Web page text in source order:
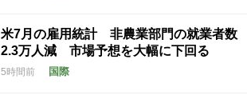
米7月の雇用統計 非農業部門の就業者数
2.3万人減 市場予想を大幅に下回る
5時間前 国際